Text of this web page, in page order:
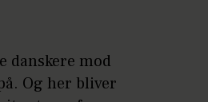
danskere mod
Og her bliver